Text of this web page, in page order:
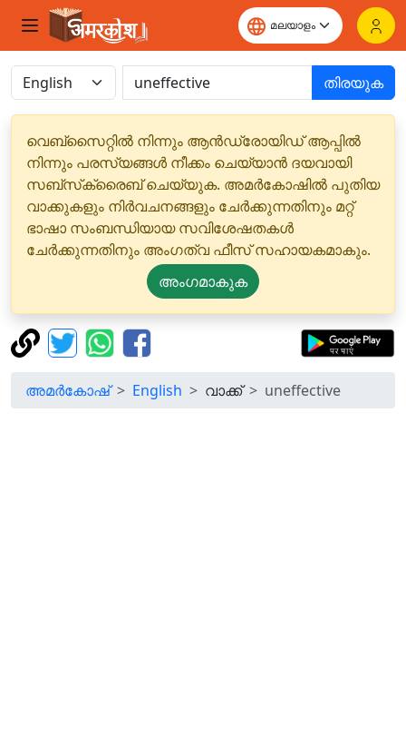
തിരയുക
വെബ്‌സൈറ്റിൽ നിന്നും ആൻഡ്രോയിഡ് ആപ്പിൽ
നിന്നും പരസ്യങ്ങൾ നീക്കം ചെയ്യാൻ ദയവായി
സബ്‌സ്‌ക്രൈബ് ചെയ്യുക. അമർകോഷിൽ പുതിയ
വാക്കുകളും നിർവചനങ്ങളും ചേർക്കുന്നതിനും മറ്റ്
ഭാഷാ സംബന്ധിയായ സവിശേഷതകൾ
ചേർക്കുന്നതിനും അംഗത്വ ഫീസ് സഹായകമാകും.
അംഗമാകുക
അമർകോഷ് English വാക്ക് uneffective